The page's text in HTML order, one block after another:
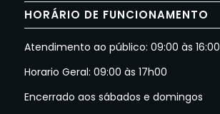
HORÁRIO DE FUNCIONAMENTO
Atendimento ao público: 09:00 às 16:00
Horario Geral: 09:00 às 17h00
Encerrado aos sábados e domingos